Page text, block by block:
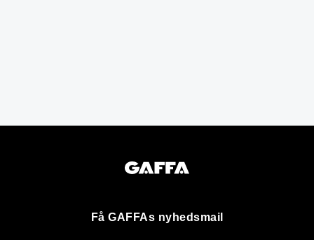
Få GAFFAs nyhedsmail